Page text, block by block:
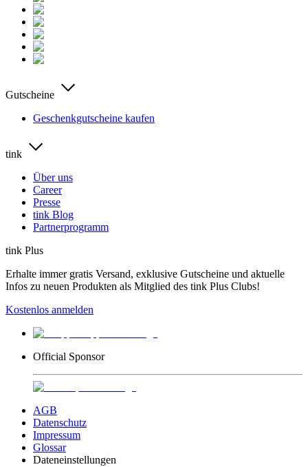
Gutscheine
Geschenkgutscheine kaufen
tink
Über uns
Career
Presse
tink Blog
Partnerprogramm
tink Plus
Erhalte immer gratis Versand, exklusive Gutscheine und aktuelle
Infos zu neuen Produkten als Mitglied des tink Plus Clubs!
Kostenlos anmelden
Official Sponsor
AGB
Datenschutz
Impressum
Glossar
Dateneinstellungen